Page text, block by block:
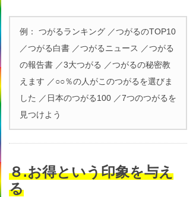
例： つがるランキング ／つがるのTOP10
／つがる白書 ／つがるニュース ／つがる
の報告書 ／3大つがる ／つがるの秘密教
えます ／○○％の人がこのつがるを選びま
した ／日本のつがる100 ／7つのつがるを
見つけよう
８.お得という印象を与え
る